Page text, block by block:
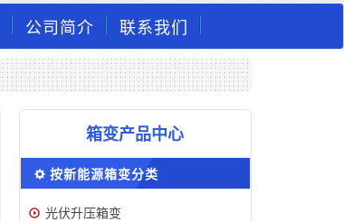
公司简介 联系我们
箱变产品中心
按新能源箱变分类
光伏升压箱变